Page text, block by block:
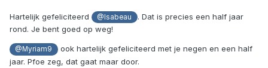
Hartelijk gefeliciteerd @Isabeau
. Dat is precies een half jaar
rond. Je bent goed op weg!
@Myriam9
ook hartelijk gefeliciteerd met je negen en een half
jaar. Pfoe zeg, dat gaat maar door.